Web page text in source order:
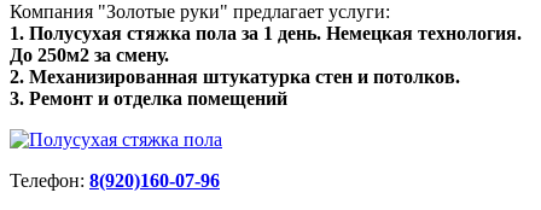
Компания "Золотые руки" предлагает услуги:
1. Полусухая стяжка пола за 1 день. Немецкая технология.
До 250м2 за смену.
2. Механизированная штукатурка стен и потолков.
3. Ремонт и отделка помещений
Телефон: 8(920)160-07-96